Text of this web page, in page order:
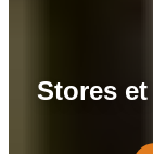
Stores